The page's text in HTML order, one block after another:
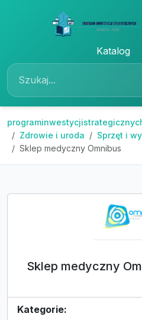
Katalog
Zdrowie i uroda
Sprzęt i
Sklep medyczny Omnibus
Sklep medyczny
Kategorie: